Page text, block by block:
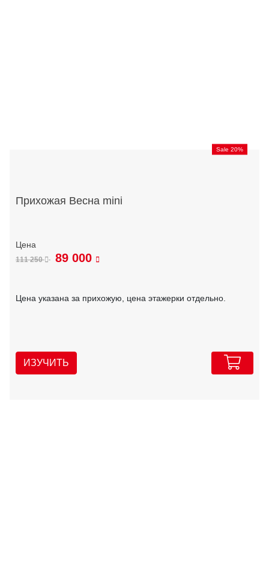
Sale 20%
Прихожая Весна mini
111 250 89 000
Цена указана за прихожую, цена этажерки отдельно.
ИЗУЧИТЬ